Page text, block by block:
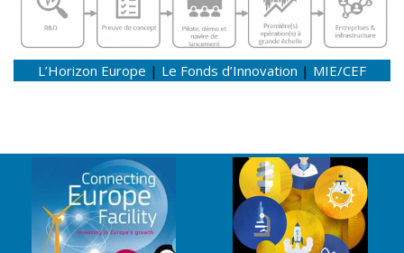
L’Horizon Europe | Le Fonds d’Innovation | MIE/CEF